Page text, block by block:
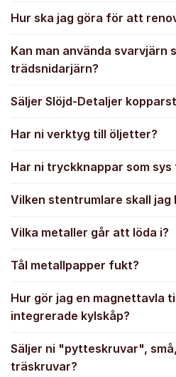
Hur ska jag göra för att
Kan man använda svarvjärn
trädsnidarjärn?
Säljer Slöjd-Detaljer
Har ni verktyg till öljetter?
Har ni tryckknappar som sys
Vilken stentrumlare skall jag
Vilka metaller går att löda i?
Tål metallpapper fukt?
Hur gör jag en magnettavla
integrerade kylskåp?
Säljer ni "pytteskruvar",
träskruvar?